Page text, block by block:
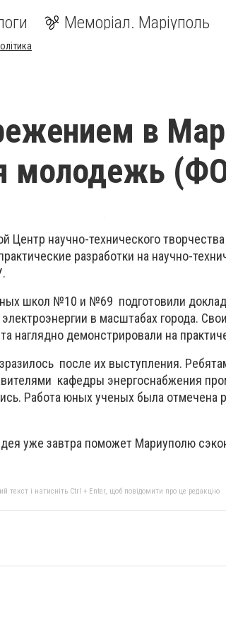
Меморіал. Маріуполь
в
молодежь
Центр научно-технического
разработки на научно-
школ №10 и №69 подготовили
в масштабах города.
наглядно демонстрировали на
после их выступления.
кафедры энергоснабжения
Работа юных ученых была отмечена
уже завтра поможет Мариуполю
текст і натисніть Ctrl + Enter, щоб повідомити про це редакцію